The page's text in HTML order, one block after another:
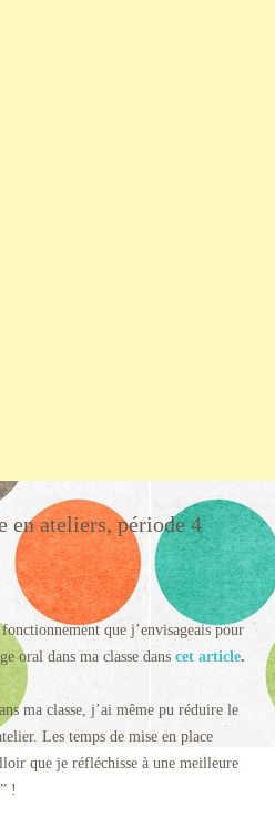
en ateliers, période 4
que j’envisageais pour
oral dans ma classe dans cet article.
ma classe, j’ai même pu réduire le
Les temps de mise en place
que je réfléchisse à une meilleure
!